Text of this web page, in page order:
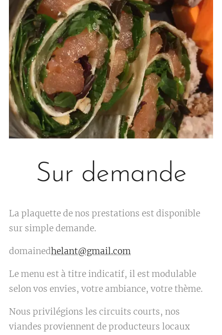
Sur demande
La plaquette de nos prestations est disponible
sur simple demande.
domainedhelant@gmail.com
Le menu est à titre indicatif, il est modulable
selon vos envies, votre ambiance, votre thème.
Nous privilégions les circuits courts, nos
viandes proviennent de producteurs locaux